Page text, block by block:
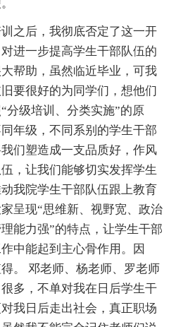
之后，我彻底否定了这一开
进一步提高学生干部队伍的
帮助，虽然临近毕业，可我
要很好的为同学们，想他们
分级培训、分类实施”的原
年级，不同系别的学生干部
们塑造成一支品质好，作风
，让我们能够切实发挥学生
我院学生干部队伍跟上教育
呈现“思维新、视野宽、政治
能力强”的特点，让学生干部
中能起到主心骨作用。因
。 邓老师、杨老师、罗老师
多，不单对我在日后学生干
我日后走出社会，真正职场